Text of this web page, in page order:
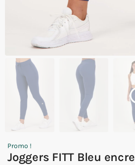
Promo !
Joggers FITT Bleu encre